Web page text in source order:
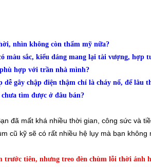
nhìn không còn thẩm mỹ nữa?
màu sắc, kiểu dáng mang lại tài vượng, hợp
hợp với trần nhà mình?
dễ gây chập điện thậm chí là cháy nổ, để lâu
tìm được ở đâu bán?
đã mất khá nhiều thời gian, công sức và
cũ kỹ sẽ có rất nhiều hệ lụy mà bạn không
trước tiên, nhưng treo đèn chùm lỗi thời